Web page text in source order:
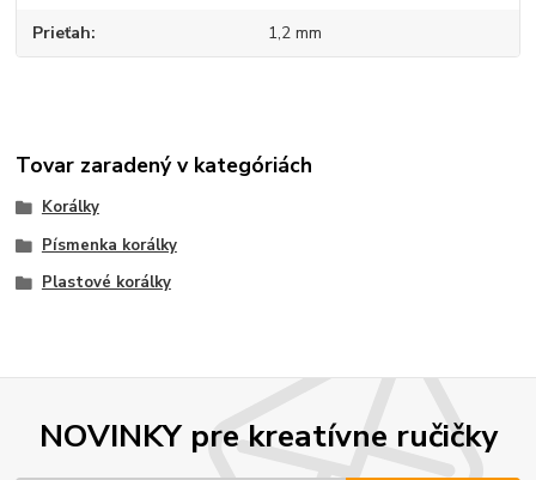
Prieťah 1,2 mm
Tovar zaradený v kategóriách
Korálky
Písmenka korálky
Plastové korálky
NOVINKY pre kreatívne ručičky